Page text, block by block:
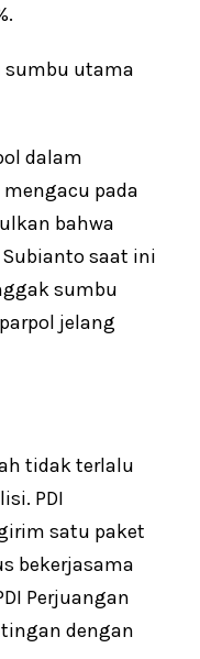
sumbu utama
dalam
pada
bahwa
Subianto saat ini
sumbu
jelang
tidak terlalu
PDI
satu paket
bekerjasama
Perjuangan
dengan